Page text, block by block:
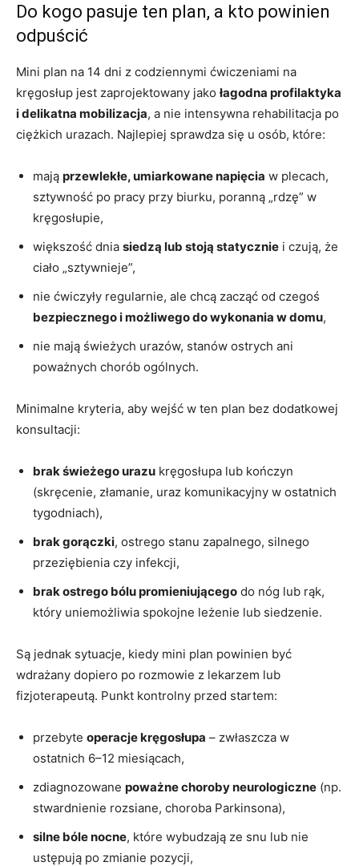
Do kogo pasuje ten plan, a kto powinien
odpuścić
Mini plan na 14 dni z codziennymi ćwiczeniami na
kręgosłup jest zaprojektowany jako łagodna profilaktyka
i delikatna mobilizacja, a nie intensywna rehabilitacja po
ciężkich urazach. Najlepiej sprawdza się u osób, które:
mają przewlekłe, umiarkowane napięcia w plecach,
sztywność po pracy przy biurku, poranną „rdzę” w
kręgosłupie,
większość dnia siedzą lub stoją statycznie i czują, że
ciało „sztywnieje”,
nie ćwiczyły regularnie, ale chcą zacząć od czegoś
bezpiecznego i możliwego do wykonania w domu,
nie mają świeżych urazów, stanów ostrych ani
poważnych chorób ogólnych.
Minimalne kryteria, aby wejść w ten plan bez dodatkowej
konsultacji:
brak świeżego urazu kręgosłupa lub kończyn
(skręcenie, złamanie, uraz komunikacyjny w ostatnich
tygodniach),
brak gorączki, ostrego stanu zapalnego, silnego
przeziębienia czy infekcji,
brak ostrego bólu promieniującego do nóg lub rąk,
który uniemożliwia spokojne leżenie lub siedzenie.
Są jednak sytuacje, kiedy mini plan powinien być
wdrażany dopiero po rozmowie z lekarzem lub
fizjoterapeutą. Punkt kontrolny przed startem:
przebyte operacje kręgosłupa – zwłaszcza w
ostatnich 6–12 miesiącach,
zdiagnozowane poważne choroby neurologiczne (np.
stwardnienie rozsiane, choroba Parkinsona),
silne bóle nocne, które wybudzają ze snu lub nie
ustępują po zmianie pozycji,